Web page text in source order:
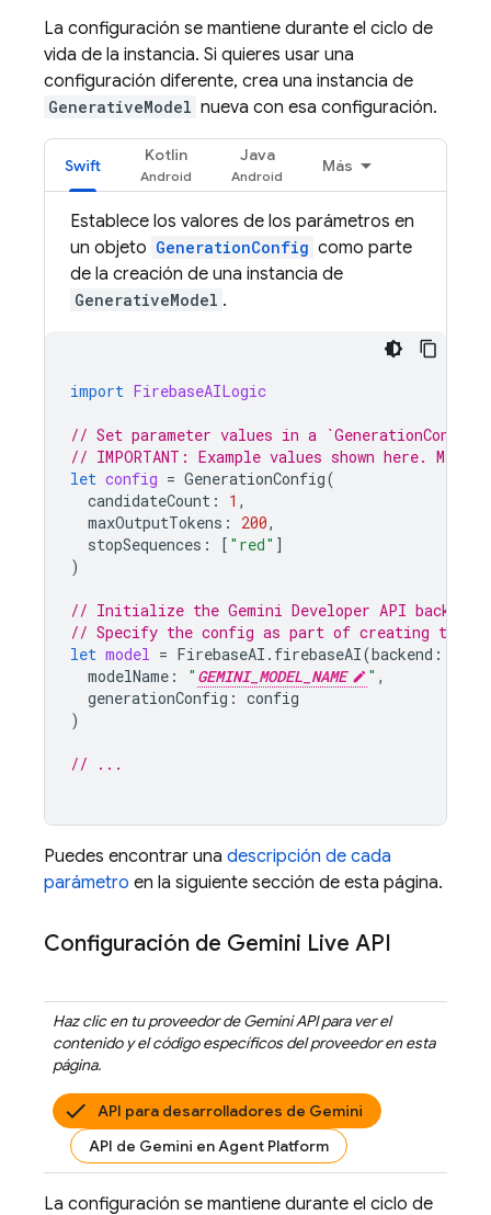
La configuración se mantiene durante el ciclo de
vida de la instancia. Si quieres usar una
configuración diferente, crea una instancia de
GenerativeModel nueva con esa configuración.
Swift
Kotlin Java
Más
Establece los valores de los parámetros en
un objeto GenerationConfig como parte
de la creación de una instancia de
GenerativeModel .
import FirebaseAILogic
// Set parameter values in a
// IMPORTANT: Example values shown here.
let config = GenerationConfig(
candidateCount : 1 ,
maxOutputTokens : 200,
stopSequences : [ "red" ]
)
// Initialize the Gemini Developer API backend
// Specify the config as part of creating the
let model = FirebaseAI . firebaseAI(backend :
modelName : " GEMINI_MODEL_NAME " ,
generationConfig : config
)
// ...
Puedes encontrar una descripción de cada
parámetro en la siguiente sección de esta página.
Configuración de Gemini Live API
Haz clic en tu proveedor deGemini APIpara ver el
contenido y el código específicos del proveedor en esta
página.
API para desarrolladores de Gemini
API de Gemini en Agent Platform
La configuración se mantiene durante el ciclo de